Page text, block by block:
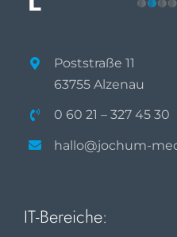
Poststraße 11
63755 Alzenau
0 60 21 – 327 45 30
hallo@jochum-
IT-Bereiche: